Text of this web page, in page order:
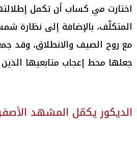
اختارت مي كساب أن تكمل
المتكلّف، بالإضافة إلى نظارة
مع روح الصيف والانطلاق، وقد
جعلها محط إعجاب متابعيها
الديكور يكمّل المشهد